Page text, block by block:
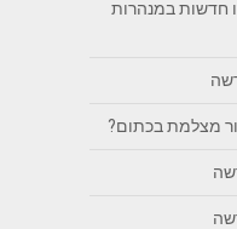
חדשות במנהרות
מצלמת בכתום?